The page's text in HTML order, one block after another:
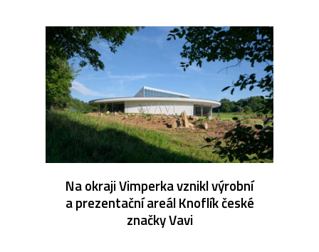
Na okraji Vimperka vznikl výrobní
a prezentační areál Knoflík české
značky Vavi